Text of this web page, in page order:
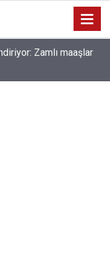
Zamlı maaşlar